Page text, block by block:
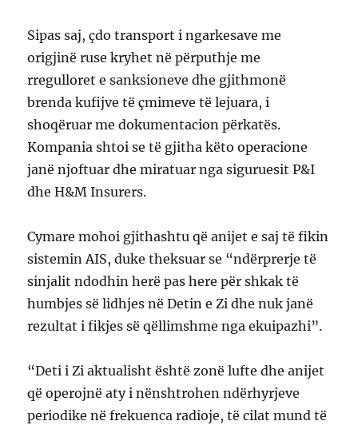
Sipas saj, çdo transport i ngarkesave me
origjinë ruse kryhet në përputhje me
rregulloret e sanksioneve dhe gjithmonë
brenda kufijve të çmimeve të lejuara, i
shoqëruar me dokumentacion përkatës.
Kompania shtoi se të gjitha këto operacione
janë njoftuar dhe miratuar nga siguruesit P&I
dhe H&M Insurers.
Cymare mohoi gjithashtu që anijet e saj të fikin
sistemin AIS, duke theksuar se “ndërprerje të
sinjalit ndodhin herë pas here për shkak të
humbjes së lidhjes në Detin e Zi dhe nuk janë
rezultat i fikjes së qëllimshme nga ekuipazhi”.
“Deti i Zi aktualisht është zonë lufte dhe anijet
që operojnë aty i nënshtrohen ndërhyrjeve
periodike në frekuenca radioje, të cilat mund të